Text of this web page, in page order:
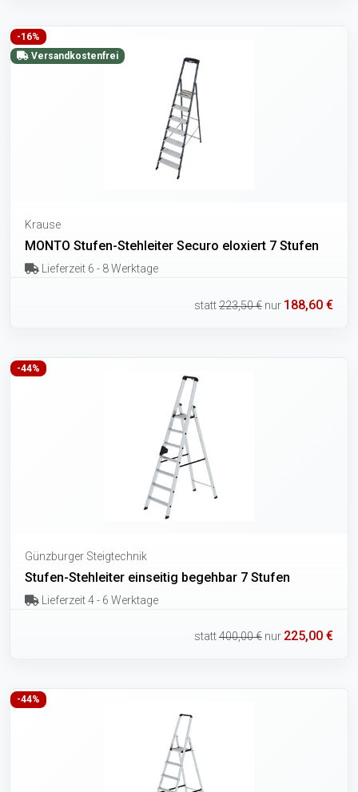
-16%
Versandkostenfrei
Krause
MONTO Stufen-Stehleiter Securo eloxiert 7 Stufen
Lieferzeit 6 - 8 Werktage
statt223,50 € nur 188,60 €
-44%
Günzburger Steigtechnik
Stufen-Stehleiter einseitig begehbar 7 Stufen
Lieferzeit 4 - 6 Werktage
statt400,00 € nur 225,00 €
-44%